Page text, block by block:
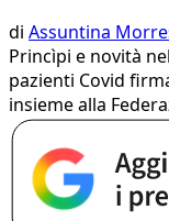
di Assuntina
Princìpi e novità
pazienti Covid
insieme alla